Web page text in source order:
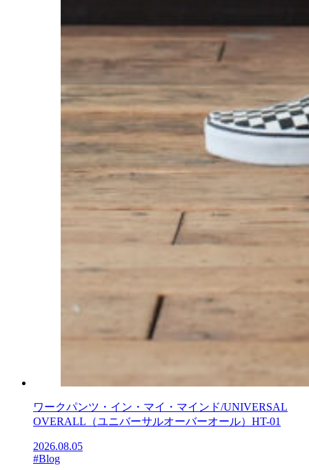
ワークパンツ・イン・マイ・マインド/UNIVERSAL
OVERALL（ユニバーサルオーバーオール）HT-01
2026.08.05
#Blog